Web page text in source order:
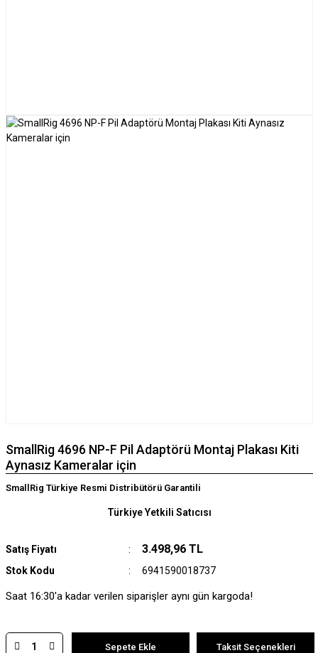
SmallRig 4696 NP-F Pil Adaptörü Montaj Plakası Kiti
Aynasız Kameralar için
SmallRig Türkiye Resmi Distribütörü Garantili
Satış Fiyatı 3.498,96 TL
Stok Kodu 6941590018737
Türkiye Yetkili Satıcısı
Saat 16:30'a kadar verilen siparişler aynı gün kargoda!
Sepete Ekle Taksit Seçenekleri